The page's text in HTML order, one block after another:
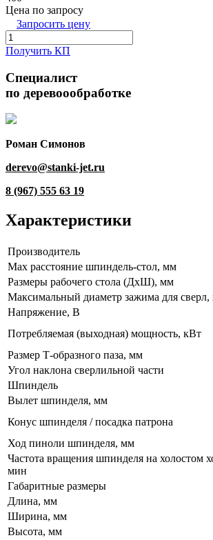
Цена по запросу
Запросить цену
Получить КП
Специалист
по деревоообработке
Роман Симонов
derevo@stanki-jet.ru
8 (967) 555 63 19
Характеристики
Производитель
Max расстояние шпиндель-стол, мм
Размеры рабочего стола (ДхШ), мм
Максимальный диаметр зажима для
Напряжение, В
Потребляемая (выходная) мощность, кВт
Размер Т-образного паза, мм
Угол наклона сверлильной части
Шпиндель
Вылет шпинделя, мм
Конус шпинделя / посадка патрона
Ход пиноли шпинделя, мм
Частота вращения шпинделя на холостом
мин
Габаритные размеры
Длина, мм
Ширина, мм
Высота, мм